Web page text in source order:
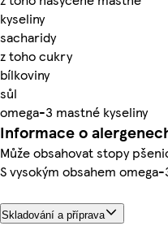
kyseliny
sacharidy
z toho cukry
bílkoviny
sůl
omega-3 mastné kyseliny
Informace o
Může obsahovat stopy
S vysokým obsahem
Skladování a příprava